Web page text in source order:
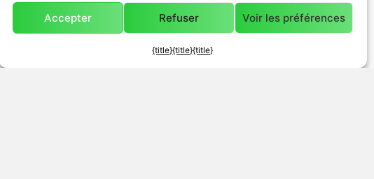
Je souhaite créer un Pôle->
pour m’investir humainement et créer
Accepter Refuser Voir les préférences
{title}{title}{title}